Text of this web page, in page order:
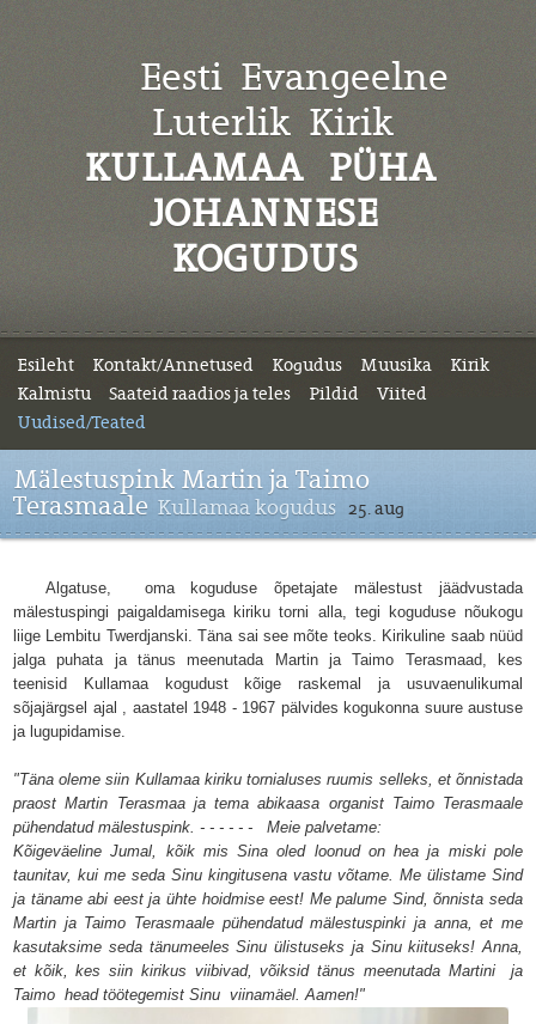
Eesti Evangeelne
Luterlik Kirik
KULLAMAA PÜHA
JOHANNESE
KOGUDUS
Esileht Kontakt/Annetused Kogudus Muusika
Kirik
Kalmistu
Saateid raadios ja teles Pildid
Viited
Uudised/Teated
Mälestuspink Martin ja Taimo
Terasmaale Kullamaa kogudus 25. aug
Algatuse, oma koguduse õpetajate mälestust jäädvustada
mälestuspingi paigaldamisega kiriku torni alla, tegi koguduse nõukogu
liige Lembitu Twerdjanski. Täna sai see mõte teoks. Kirikuline saab nüüd
jalga puhata ja tänus meenutada Martin ja Taimo Terasmaad, kes
teenisid Kullamaa kogudust kõige raskemal ja usuvaenulikumal
sõjajärgsel ajal , aastatel 1948 - 1967 pälvides kogukonna suure austuse
ja lugupidamise.
"Täna oleme siin Kullamaa kiriku tornialuses ruumis selleks, et õnnistada
praost Martin Terasmaa ja tema abikaasa organist Taimo Terasmaale
pühendatud mälestuspink. - - - - - - Meie palvetame:
Kõigeväeline Jumal, kõik mis Sina oled loonud on hea ja miski pole
taunitav, kui me seda Sinu kingitusena vastu võtame. Me ülistame Sind
ja täname abi eest ja ühte hoidmise eest! Me palume Sind, õnnista seda
Martin ja Taimo Terasmaale pühendatud mälestuspinki ja anna, et me
kasutaksime seda tänumeeles Sinu ülistuseks ja Sinu kiituseks! Anna,
et kõik, kes siin kirikus viibivad, võiksid tänus meenutada Martini ja
Taimo head töötegemist Sinu viinamäel. Aamen!"